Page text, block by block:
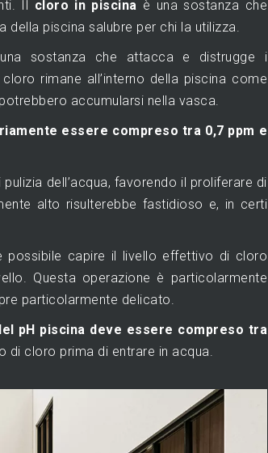
Il cloro in piscina è una sostanza che
della piscina salubre per chi la utilizza.
sostanza che attacca e distrugge i
rimane all’interno della piscina come
accumularsi nella vasca.
essere compreso tra 0,7 ppm e
dell’acqua, favorendo il proliferare di
alto risulterebbe fastidioso e, in certi
possibile capire il livello effettivo di cloro
Questa operazione è particolarmente
particolarmente delicato.
pH piscina deve essere compreso tra
di cloro prima di entrare in acqua.